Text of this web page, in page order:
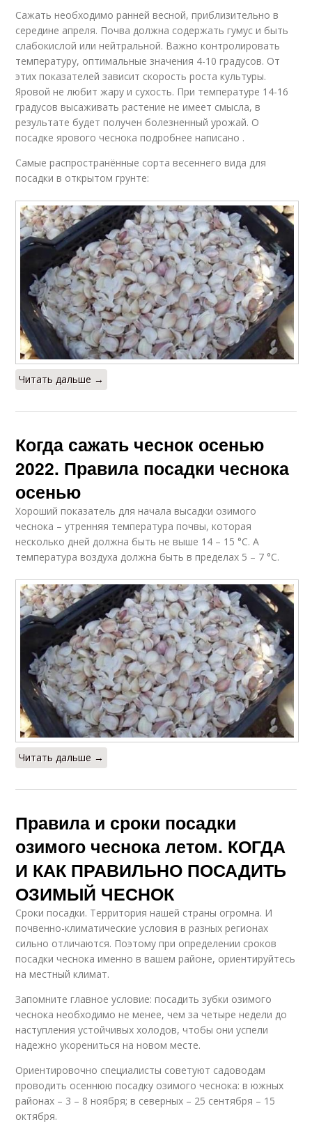
Сажать необходимо ранней весной, приблизительно в
середине апреля. Почва должна содержать гумус и быть
слабокислой или нейтральной. Важно контролировать
температуру, оптимальные значения 4-10 градусов. От
этих показателей зависит скорость роста культуры.
Яровой не любит жару и сухость. При температуре 14-16
градусов высаживать растение не имеет смысла, в
результате будет получен болезненный урожай. О
посадке ярового чеснока подробнее написано .
Самые распространённые сорта весеннего вида для
посадки в открытом грунте:
Читать дальше →
Когда сажать чеснок осенью
2022. Правила посадки чеснока
осенью
Хороший показатель для начала высадки озимого
чеснока – утренняя температура почвы, которая
несколько дней должна быть не выше 14 – 15 °С. А
температура воздуха должна быть в пределах 5 – 7 °С.
Читать дальше →
Правила и сроки посадки
озимого чеснока летом. КОГДА
И КАК ПРАВИЛЬНО ПОСАДИТЬ
ОЗИМЫЙ ЧЕСНОК
Сроки посадки. Территория нашей страны огромна. И
почвенно-климатические условия в разных регионах
сильно отличаются. Поэтому при определении сроков
посадки чеснока именно в вашем районе, ориентируйтесь
на местный климат.
Запомните главное условие: посадить зубки озимого
чеснока необходимо не менее, чем за четыре недели до
наступления устойчивых холодов, чтобы они успели
надежно укорениться на новом месте.
Ориентировочно специалисты советуют садоводам
проводить осеннюю посадку озимого чеснока: в южных
районах – 3 – 8 ноября; в северных – 25 сентября – 15
октября.